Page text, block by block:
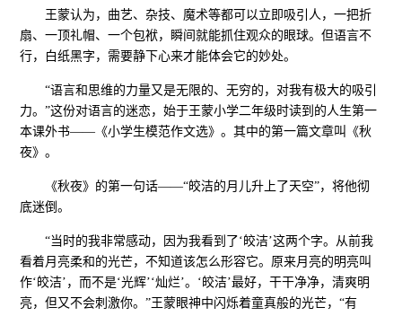
王蒙认为，曲艺、杂技、魔术等都可以立即吸引人，一把折
扇、一顶礼帽、一个包袱，瞬间就能抓住观众的眼球。但语言不
行，白纸黑字，需要静下心来才能体会它的妙处。
“语言和思维的力量又是无限的、无穷的，对我有极大的吸引
力。”这份对语言的迷恋，始于王蒙小学二年级时读到的人生第一
本课外书——《小学生模范作文选》。其中的第一篇文章叫《秋
夜》。
《秋夜》的第一句话——“皎洁的月儿升上了天空”，将他彻
底迷倒。
“当时的我非常感动，因为我看到了‘皎洁’这两个字。从前我
看着月亮柔和的光芒，不知道该怎么形容它。原来月亮的明亮叫
作‘皎洁’，而不是‘光辉’‘灿烂’。‘皎洁’最好，干干净净，清爽明
亮，但又不会刺激你。”王蒙眼神中闪烁着童真般的光芒，“有